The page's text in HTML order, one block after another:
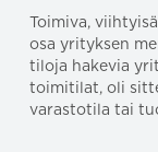
Toimiva,
osa yrityksen
tiloja hakevia
toimitilat, oli
varastotila tai